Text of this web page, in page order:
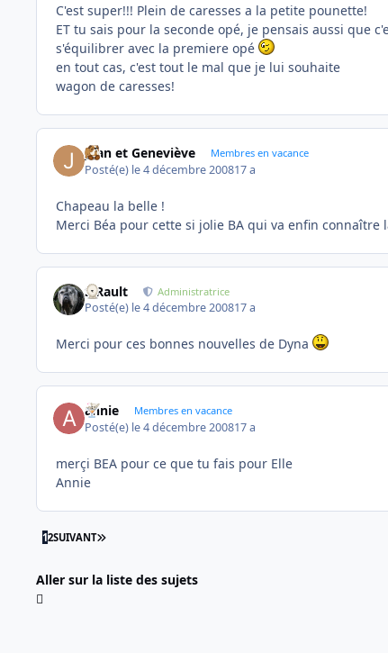
C'est super!!! Plein de caresses a la petite pounette!
ET tu sais pour la seconde opé, je pensais aussi que
s'équilibrer avec la premiere opé
en tout cas, c'est tout le mal que je lui souhaite
wagon de caresses!
Jean et Geneviève Membres en vacance
Posté(e) le 4 décembre 200817 a
Chapeau la belle !
Merci Béa pour cette si jolie BA qui va enfin
S.Rault Administratrice
Posté(e) le 4 décembre 200817 a
Merci pour ces bonnes nouvelles de Dyna
annie Membres en vacance
Posté(e) le 4 décembre 200817 a
merçi BEA pour ce que tu fais pour Elle
Annie
12SUIVANT DERNIÈRE PAGE
Aller sur la liste des sujets